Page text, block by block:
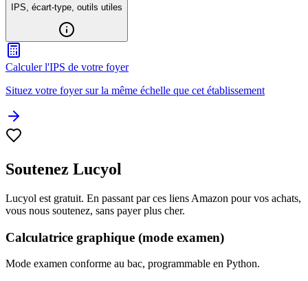
IPS, écart-type, outils utiles
Calculer l'IPS de votre foyer
Situez votre foyer sur la même échelle que cet établissement
Soutenez Lucyol
Lucyol est gratuit. En passant par ces liens Amazon pour vos achats,
vous nous soutenez, sans payer plus cher.
Calculatrice graphique (mode examen)
Mode examen conforme au bac, programmable en Python.